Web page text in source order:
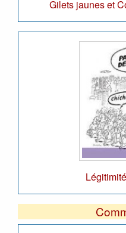
Gilets jaunes et